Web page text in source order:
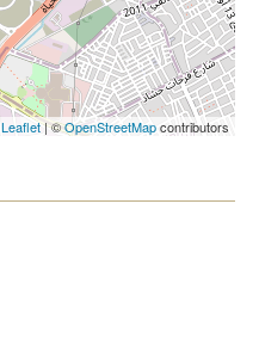
Leaflet| ©OpenStreetMapcontributors